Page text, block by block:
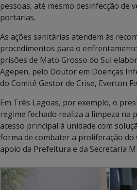
pessoas, até mesmo desinfecção de
portarias.
As ações sanitárias atendem às
procedimentos para o
prisões de Mato Grosso do Sul
Agepen, pelo Doutor em Doenças
do Comitê Gestor de Crise, Everton
Em Três Lagoas, por exemplo, o
regime fechado realiza a limpeza na
acesso principal à unidade com
forma de combater a proliferação do
apoio da Prefeitura e da Secretaria